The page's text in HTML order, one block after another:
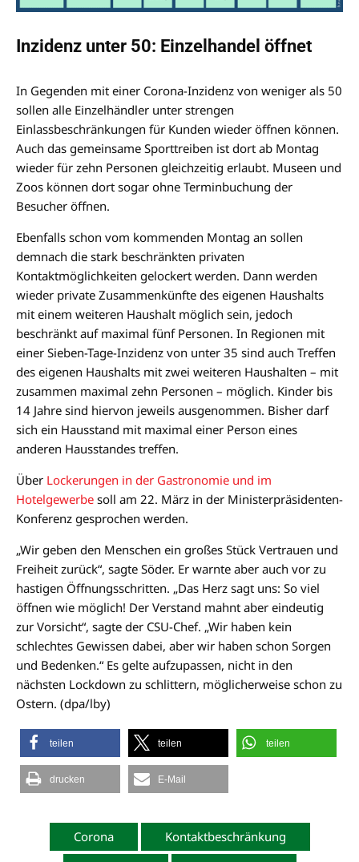
Inzidenz unter 50: Einzelhandel öffnet
In Gegenden mit einer Corona-Inzidenz von weniger als 50
sollen alle Einzelhändler unter strengen
Einlassbeschränkungen für Kunden wieder öffnen können.
Auch das gemeinsame Sporttreiben ist dort ab Montag
wieder für zehn Personen gleichzeitig erlaubt. Museen und
Zoos können dort sogar ohne Terminbuchung der
Besucher öffnen.
Ebenfalls schon vom kommenden Montag an sollen
demnach die stark beschränkten privaten
Kontaktmöglichkeiten gelockert werden. Dann werden
wieder private Zusammenkünfte des eigenen Haushalts
mit einem weiteren Haushalt möglich sein, jedoch
beschränkt auf maximal fünf Personen. In Regionen mit
einer Sieben-Tage-Inzidenz von unter 35 sind auch Treffen
des eigenen Haushalts mit zwei weiteren Haushalten – mit
zusammen maximal zehn Personen – möglich. Kinder bis
14 Jahre sind hiervon jeweils ausgenommen. Bisher darf
sich ein Hausstand mit maximal einer Person eines
anderen Hausstandes treffen.
Über Lockerungen in der Gastronomie und im
Hotelgewerbe soll am 22. März in der Ministerpräsidenten-
Konferenz gesprochen werden.
„Wir geben den Menschen ein großes Stück Vertrauen und
Freiheit zurück“, sagte Söder. Er warnte aber auch vor zu
hastigen Öffnungsschritten. „Das Herz sagt uns: So viel
öffnen wie möglich! Der Verstand mahnt aber eindeutig
zur Vorsicht“, sagte der CSU-Chef. „Wir haben kein
schlechtes Gewissen dabei, aber wir haben schon Sorgen
und Bedenken.“ Es gelte aufzupassen, nicht in den
nächsten Lockdown zu schlittern, möglicherweise schon zu
Ostern. (dpa/lby)
teilen teilen teilen
drucken E-Mail
Corona
Kontaktbeschränkung